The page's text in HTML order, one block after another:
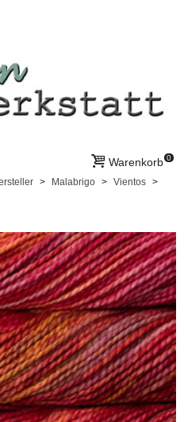
Warenkorb 0
Malabrigo
Vientos